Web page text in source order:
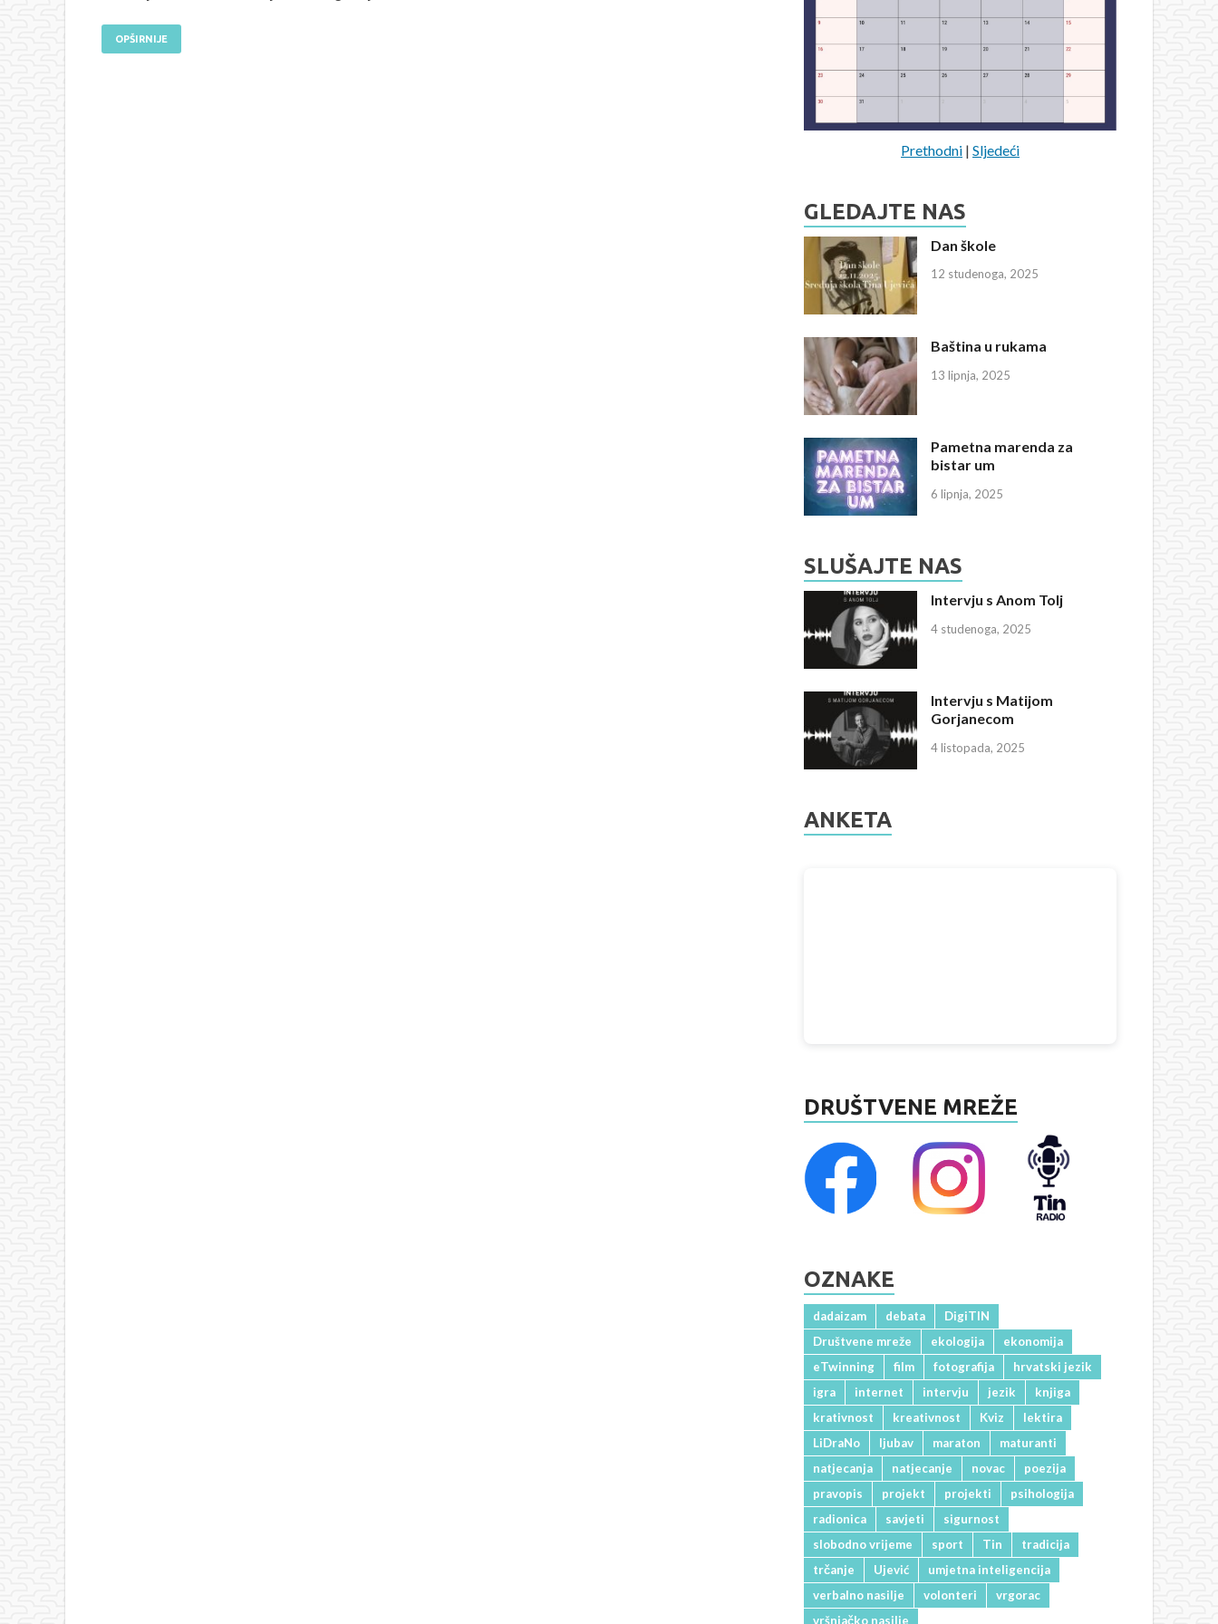
OPŠIRNIJE
Prethodni |Sljedeći
GLEDAJTE NAS
Dan škole
12 studenoga, 2025
Baština u rukama
13 lipnja, 2025
Pametna marenda za
bistar um
6 lipnja, 2025
SLUŠAJTE NAS
Intervju s Anom Tolj
4 studenoga, 2025
Intervju s Matijom
Gorjanecom
4 listopada, 2025
ANKETA
DRUŠTVENE MREŽE
OZNAKE
dadaizam debata
DigiTIN
Društvene mreže
ekologija
ekonomija
eTwinning
film fotografija
hrvatski jezik
igra
internet intervju jezik
knjiga
krativnost
kreativnost Kviz
lektira
LiDraNo
ljubav maraton
maturanti
natjecanja
natjecanje novac
poezija
pravopis
projekt projekti
psihologija
radionica
savjeti
sigurnost
slobodno vrijeme
sport Tin
tradicija
trčanje
Ujević
umjetna inteligencija
verbalno nasilje
volonteri
vrgorac
vršnjačko nasilje